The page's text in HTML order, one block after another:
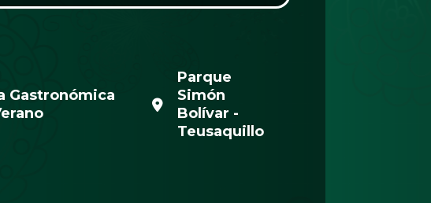
Gastronómica
Parque
Simón
Bolívar -
Teusaquillo